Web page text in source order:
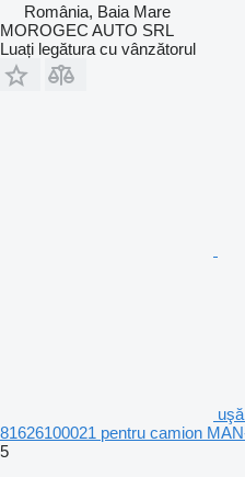
România, Baia Mare
MOROGEC AUTO SRL
Luați legătura cu vânzătorul
81626100021 pentru camion
5